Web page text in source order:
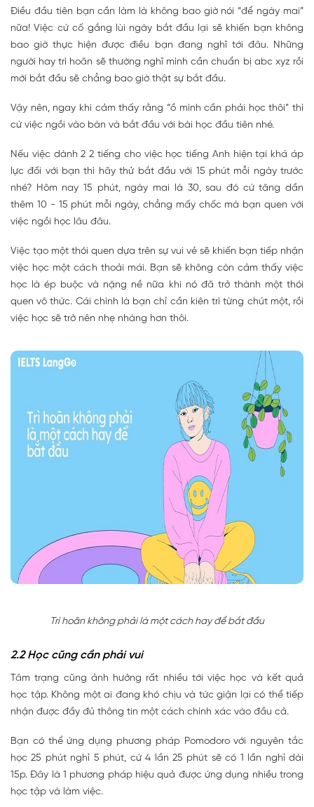
Điều đầu tiên bạn cần làm là không bao giờ nói “để ngày mai”
nữa! Việc cứ cố gắng lùi ngày bắt đầu lại sẽ khiến bạn không
bao giờ thực hiện được điều bạn đang nghĩ tới đâu. Những
người hay trì hoãn sẽ thường nghĩ mình cần chuẩn bị abc xyz rồi
mới bắt đầu sẽ chẳng bao giờ thật sự bắt đầu.
Vậy nên, ngay khi cảm thấy rằng “ồ mình cần phải học thôi” thì
cứ việc ngồi vào bàn và bắt đầu với bài học đầu tiên nhé.
Nếu việc dành 2 2 tiếng cho việc học tiếng Anh hiện tại khá áp
lực đối với bạn thì hãy thử bắt đầu với 15 phút mỗi ngày trước
nhé? Hôm nay 15 phút, ngày mai là 30, sau đó cứ tăng dần
thêm 10 - 15 phút mỗi ngày, chẳng mấy chốc mà bạn quen với
việc ngồi học lâu đâu.
Việc tạo một thói quen dựa trên sự vui vẻ sẽ khiến bạn tiếp nhận
việc học một cách thoải mái. Bạn sẽ không còn cảm thấy việc
học là ép buộc và nặng nề nữa khi nó đã trở thành một thói
quen vô thức. Cái chính là bạn chỉ cần kiên trì từng chút một, rồi
việc học sẽ trở nên nhẹ nhàng hơn thôi.
Trì hoãn không phải là một cách hay để bắt đầu
2.2 Học cũng cần phải vui
Tâm trạng cũng ảnh hưởng rất nhiều tới việc học và kết quả
học tập. Không một ai đang khó chịu và tức giận lại có thể tiếp
nhận được đầy đủ thông tin một cách chính xác vào đầu cả.
Bạn có thể ứng dụng phương pháp Pomodoro với nguyên tắc
học 25 phút nghỉ 5 phút, cứ 4 lần 25 phút sẽ có 1 lần nghỉ dài
15p. Đây là 1 phương pháp hiệu quả được ứng dụng nhiều trong
học tập và làm việc.